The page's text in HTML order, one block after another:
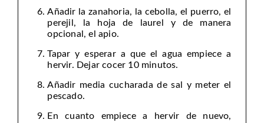
Añadir la zanahoria, la cebolla, el puerro, el
perejil, la hoja de laurel y de manera
opcional, el apio.
Tapar y esperar a que el agua empiece a
hervir. Dejar cocer 10 minutos.
Añadir media cucharada de sal y meter el
pescado.
En cuanto empiece a hervir de nuevo,